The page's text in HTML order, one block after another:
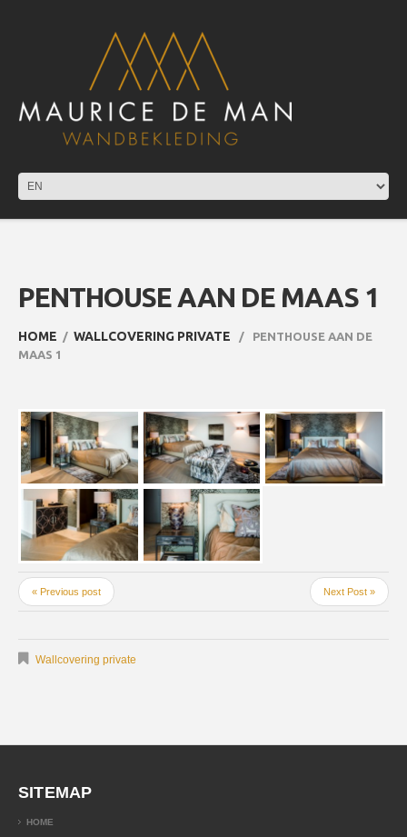
PENTHOUSE AAN DE MAAS 1
HOME WALLCOVERING PRIVATE
PENTHOUSE AAN DE
MAAS 1
« Previous post Next Post »
Wallcovering private
SITEMAP
HOME